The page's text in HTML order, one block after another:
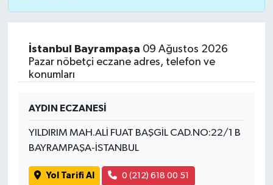
İstanbul Bayrampaşa 09 Ağustos 2026
Pazar nöbetçi eczane adres, telefon ve
konumları
AYDIN ECZANESİ
YILDIRIM MAH.ALİ FUAT BAŞGİL CAD.NO:22/1 B
BAYRAMPAŞA-İSTANBUL
Yol Tarifi Al 0 (212) 618 00 51